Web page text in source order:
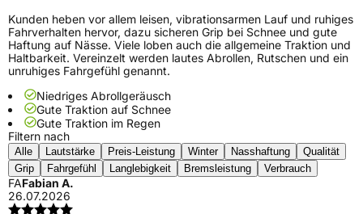
Kunden heben vor allem leisen, vibrationsarmen Lauf und ruhiges
Fahrverhalten hervor, dazu sicheren Grip bei Schnee und gute
Haftung auf Nässe. Viele loben auch die allgemeine Traktion und
Haltbarkeit. Vereinzelt werden lautes Abrollen, Rutschen und ein
unruhiges Fahrgefühl genannt.
Niedriges Abrollgeräusch
Gute Traktion auf Schnee
Gute Traktion im Regen
Filtern nach
Alle Lautstärke Preis-Leistung Winter Nasshaftung
Qualität
Grip
Fahrgefühl Langlebigkeit Bremsleistung Verbrauch
FAFabian A.
26.07.2026